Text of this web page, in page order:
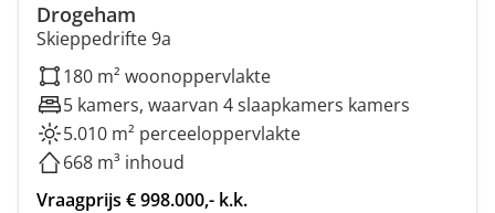
Drogeham
Skieppedrifte 9a
180 m² woonoppervlakte
5 kamers, waarvan 4 slaapkamers kamers
5.010 m² perceeloppervlakte
668 m³ inhoud
Vraagprijs € 998.000,- k.k.